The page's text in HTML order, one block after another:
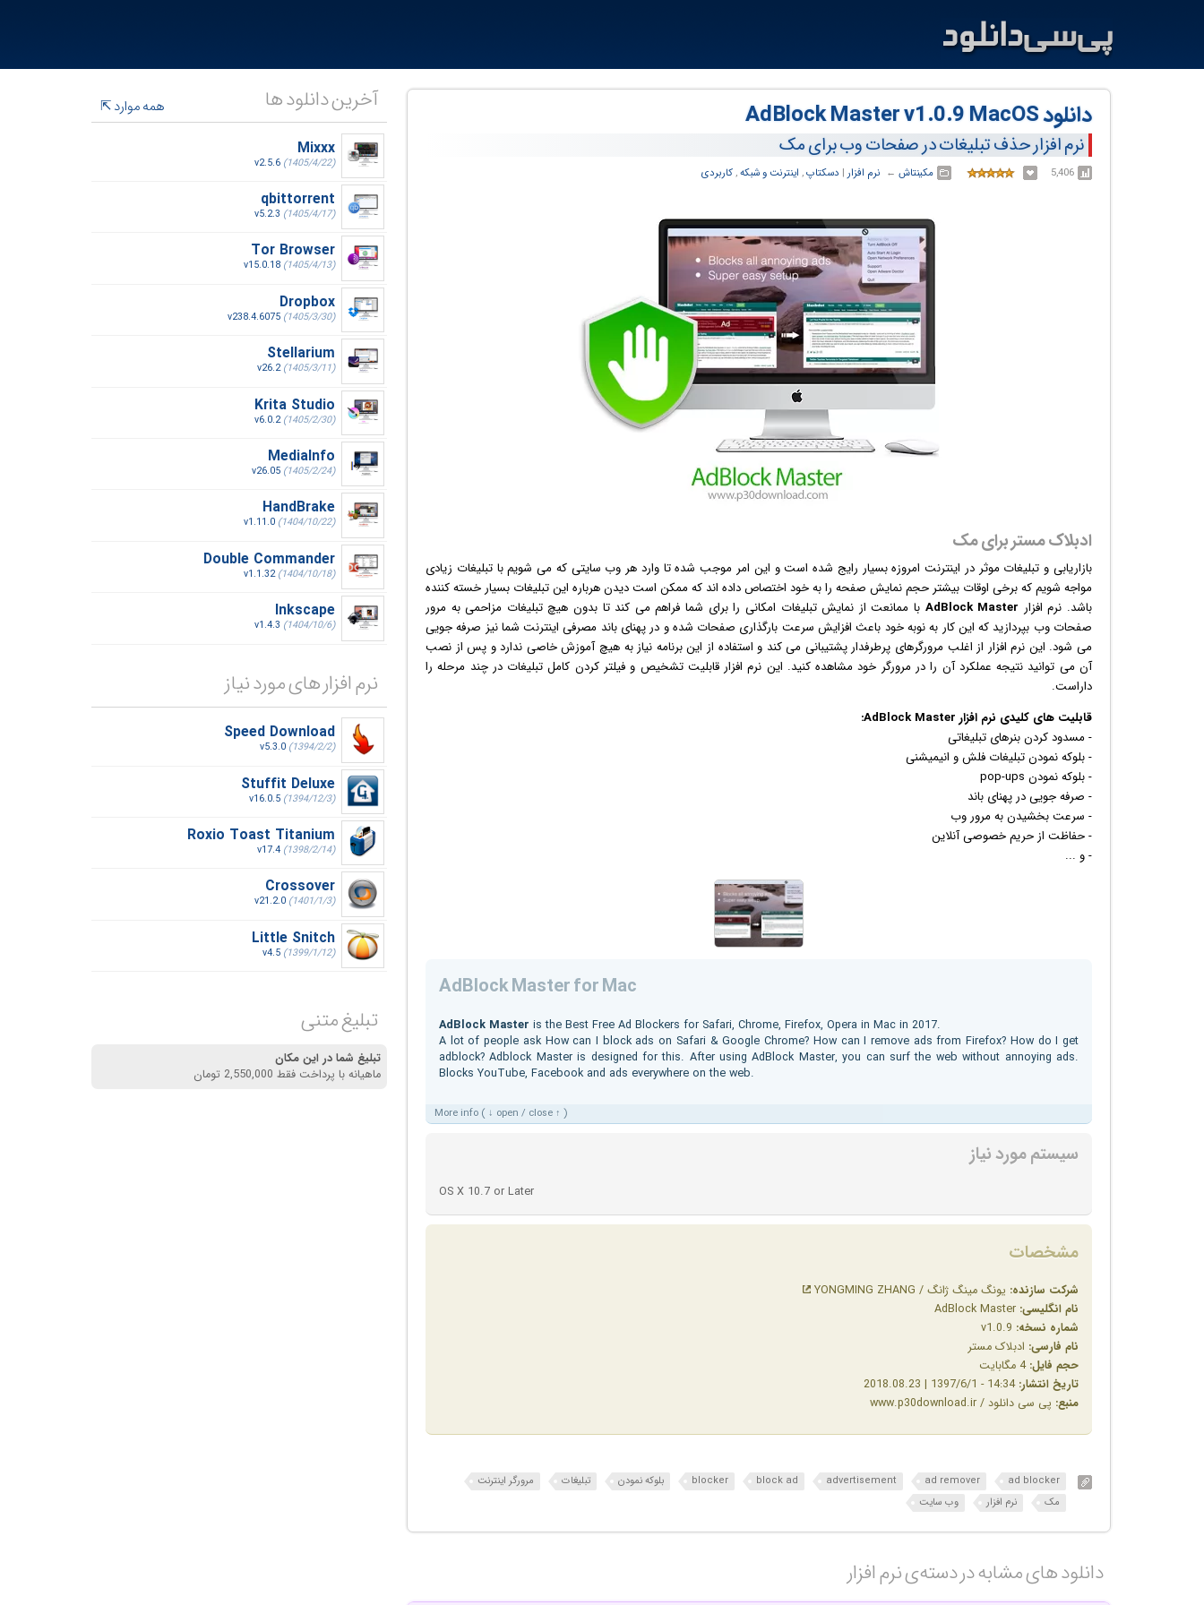
دانلود AdBlock Master v1.0.9 MacOS
نرم افزار حذف تبلیغات در صفحات وب برای مک
5,406 مکینتاش ← ‏ نرم افزار ‏| دسکتاپ, اینترنت و شبکه,کاربردی
ادبلاک مستر برای مک
بازاریابی و تبلیغات موثر در اینترنتامروزه بسیار رایج شده است و این امر موجب شده تا وارد هر وب سایتی که می شویم با تبلیغات زیادی
مواجه شویم که برخی اوقات بیشتر حجم نمایش صفحه را به خود اختصاص داده اند که ممکن است دیدن هرباره این تبلیغات بسیار خسته کننده
باشد. نرم افزار AdBlock Master با ممانعت از نمایش تبلیغات امکانی را برای شما فراهم می کند تا بدون هیچ تبلیغات مزاحمی به مرور
صفحات وب بپردازید که این کار به نوبه خود باعث افزایش سرعت بارگذاری صفحات شده و در پهنای باند مصرفی اینترنت شما نیز صرفه جویی
می شود. این نرم افزار از اغلب مرورگرهای پرطرفدار پشتیبانی می کند و استفاده از این برنامه نیاز به هیچ آموزش خاصی ندارد و پس از نصب
آن می توانید نتیجه عملکرد آن را در مرورگر خود مشاهده کنید. این نرم افزار قابلیت تشخیص و فیلتر کردن کامل تبلیغات در چند مرحله را
داراست.
قابلیت های کلیدی نرم افزار
- مسدود کردن بنرهای تبلیغاتی
- بلوکه نمودن تبلیغات فلش و انیمیشنی
- بلوکه نمودن pop-ups
- صرفه جویی در پهنای باند
- سرعت بخشیدن به مرور وب
- حفاظت از حریم خصوصی آنلاین
- و ...
AdBlock Master for Mac
AdBlock Master is the Best Free Ad Blockers for Safari, Chrome, Firefox, Opera in Mac in 2017.
A lot of people ask How can I block ads on Safari & Google Chrome? How can I remove ads from Firefox? How do I get
adblock? Adblock Master is designed for this. After using AdBlock Master, you can surf the web without annoying ads.
Blocks YouTube, Facebook and ads everywhere on the web.
More info ( ↓ open / close ↑ )
سیستم مورد نیاز
OS X 10.7 or Later
مشخصات
شرکت سازنده: یونگ مینگ ژانگ / YONGMING ZHANG
نام انگلیسی:
شماره نسخه:
نام فارسی: ادبلاک مستر
حجم فایل: 4 مگابایت
تاریخ انتشار: 14:34 - 1397/6/1 | 2018.08.23
منبع: پی سی دانلود / www.p30download.ir
ad blocker
ad remover
advertisement
block ad
blocker بلوکه نمودن تبلیغات
مرورگر اینترنت
مک
نرم افزار وب سایت
دانلود های مشابه در دسته‌ی‌ نرم افزار‎
آخرین دانلود ها
همه موارد
Mixxx
v2.5.6 (1405/4/22)
qbittorrent
v5.2.3 (1405/4/17)
Tor Browser
v15.0.18 (1405/4/13)
Dropbox
v238.4.6075 (1405/3/30)
Stellarium
v26.2(1405/3/11)
Krita Studio
v6.0.2(1405/2/30)
MediaInfo
v26.05 (1405/2/24)
HandBrake
v1.11.0 (1404/10/22)
Double Commander
v1.1.32(1404/10/18)
Inkscape
v1.4.3 (1404/10/6)
نرم افزار های مورد نیاز
Speed Download
v5.3.0 (1394/2/2)
Stuffit Deluxe
v16.0.5 (1394/12/3)
Roxio Toast Titanium
v17.4 (1398/2/14)
Crossover
v21.2.0 (1401/1/3)
Little Snitch
v4.5 (1399/1/12)
تبلیغ متنی
تبلیغ شما در این مکان
ماهیانه با پرداخت فقط 2,550,000 تومان